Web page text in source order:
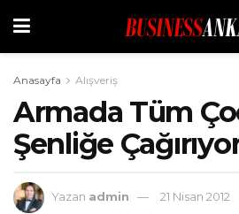
Anasayfa Alışveriş
Armada Tüm
Şenliğe
Yazan admin
21 Nisan 2012